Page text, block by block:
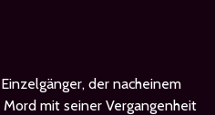
der nacheinem
mit seiner Vergangenheit